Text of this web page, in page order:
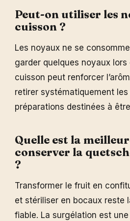
Peut-on utiliser les
cuisson ?
Les noyaux ne se
garder quelques noyaux lors
cuisson peut renforcer
retirer systématiquement
préparations destinées à
Quelle est la
conserver la
?
Transformer le fruit en
et stériliser en bocaux reste
fiable. La surgélation est